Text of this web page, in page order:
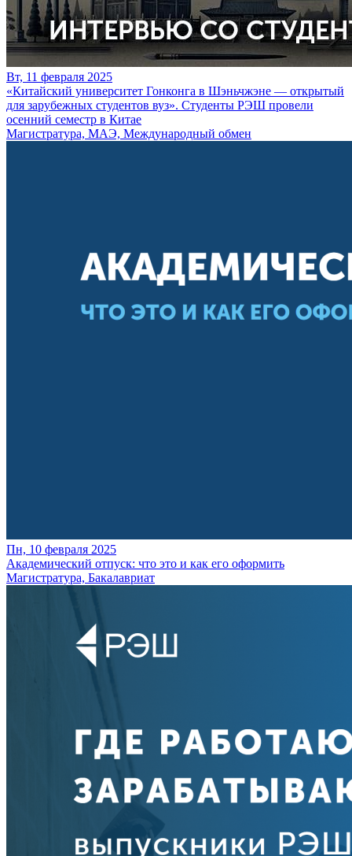
Вт, 11 февраля 2025
«Китайский университет Гонконга в Шэньчжэне — открытый
для зарубежных студентов вуз». Студенты РЭШ провели
осенний семестр в Китае
Магистратура, МАЭ, Международный обмен
Пн, 10 февраля 2025
Академический отпуск: что это и как его оформить
Магистратура, Бакалавриат